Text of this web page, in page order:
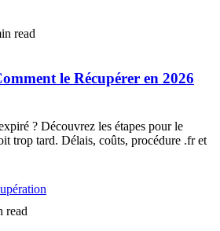
read
le Récupérer en 2026
? Découvrez les étapes pour le
trop tard. Délais, coûts, procédure .fr et
read